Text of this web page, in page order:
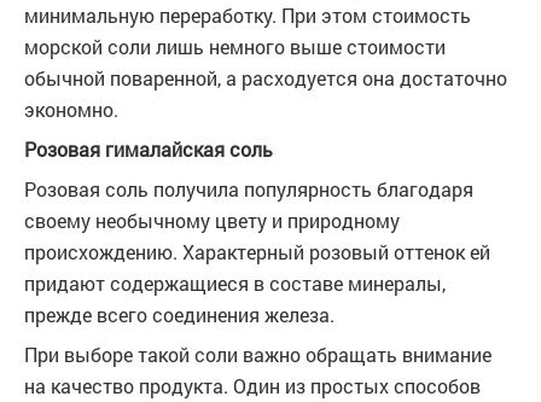
минимальную переработку. При этом стоимость
морской соли лишь немного выше стоимости
обычной поваренной, а расходуется она достаточно
экономно.
Розовая гималайская соль
Розовая соль получила популярность благодаря
своему необычному цвету и природному
происхождению. Характерный розовый оттенок ей
придают содержащиеся в составе минералы,
прежде всего соединения железа.
При выборе такой соли важно обращать внимание
на качество продукта. Один из простых способов